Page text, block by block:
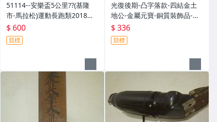
51114--安樂盃5公里??(基隆
市-馬拉松)運動長跑類2018年-
精緻獎牌??紀念章??(金屬材質-
郵寄免運費)
$ 600
競標
光復後期-凸字落款-四結金土
地公-金屬元寶-銅質裝飾品-宗
教發財金??(郵寄免運費)罕見收
藏品
$ 336
競標